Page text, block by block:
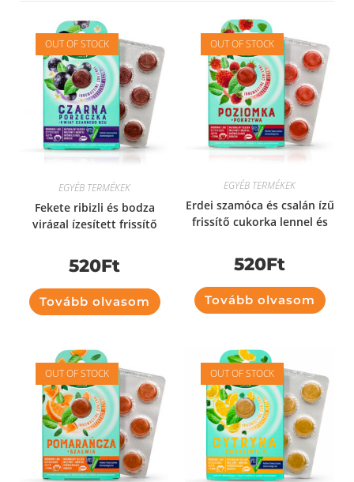
OUT OF STOCK
EGYÉB TERMÉKEK
Fekete ribizli és bodza
virágal ízesített frissítő
520Ft
Tovább olvasom
OUT OF STOCK
EGYÉB TERMÉKEK
Erdei szamóca és csalán ízű
frissítő cukorka lennel és
520Ft
Tovább olvasom
OUT OF STOCK OUT OF STOCK